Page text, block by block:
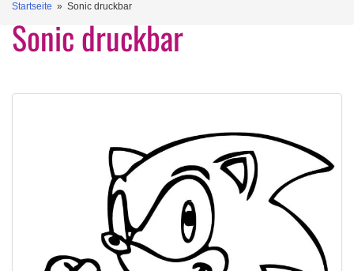
Startseite » Sonic druckbar
Sonic druckbar